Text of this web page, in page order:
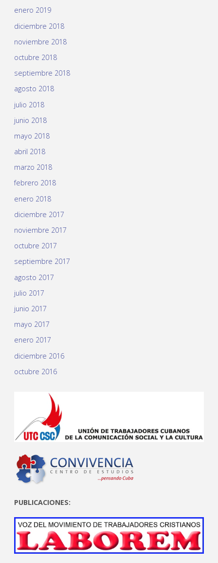
enero 2019
diciembre 2018
noviembre 2018
octubre 2018
septiembre 2018
agosto 2018
julio 2018
junio 2018
mayo 2018
abril 2018
marzo 2018
febrero 2018
enero 2018
diciembre 2017
noviembre 2017
octubre 2017
septiembre 2017
agosto 2017
julio 2017
junio 2017
mayo 2017
enero 2017
diciembre 2016
octubre 2016
PUBLICACIONES: